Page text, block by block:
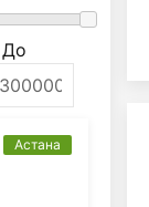
До
Астана